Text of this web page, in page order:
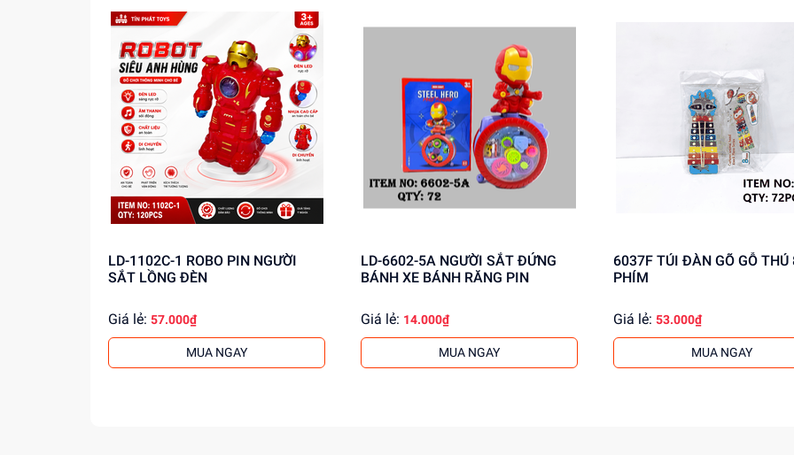
LD-1102C-1 ROBO PIN NGƯỜI
SẮT LỒNG ĐÈN
Giá lẻ: 57.000₫
MUA NGAY
LD-6602-5A NGƯỜI SẮT ĐỨNG
BÁNH XE BÁNH RĂNG PIN
Giá lẻ: 14.000₫
MUA NGAY
6037F TÚI ĐÀN GÕ GỖ THÚ
PHÍM
Giá lẻ: 53.000₫
MUA NGAY